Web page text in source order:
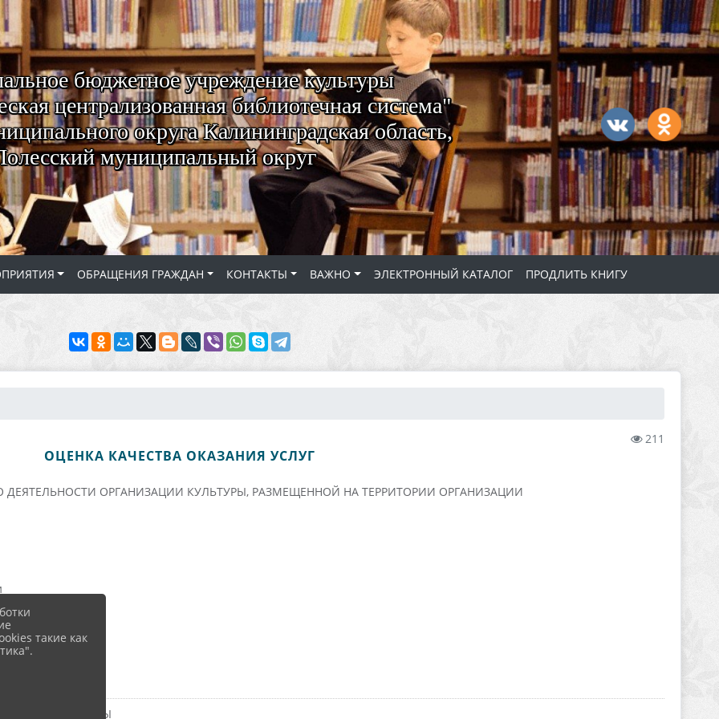
бюджетное учреждение культуры
централизованная библиотечная система"
округа Калининградская область,
муниципальный округ
ОБРАЩЕНИЯ ГРАЖДАН КОНТАКТЫ ВАЖНО ЭЛЕКТРОННЫЙ КАТАЛОГ ПРОДЛИТЬ КНИГУ
211
ОЦЕНКА КАЧЕСТВА ОКАЗАНИЯ УСЛУГ
ОРГАНИЗАЦИИ КУЛЬТУРЫ, РАЗМЕЩЕННОЙ НА ТЕРРИТОРИИ ОРГАНИЗАЦИИ
КУЛЬТУРЫ
такие как